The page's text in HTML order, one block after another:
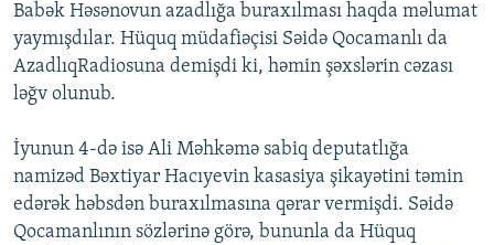
Babək Həsənovun azadlığa buraxılması haqda məlumat
yaymışdılar. Hüquq müdafiəçisi Səidə Qocamanlı da
AzadlıqRadiosuna demişdi ki, həmin şəxslərin cəzası
ləğv olunub.
İyunun 4-də isə Ali Məhkəmə sabiq deputatlığa
namizəd Bəxtiyar Hacıyevin kasasiya şikayətini təmin
edərək həbsdən buraxılmasına qərar vermişdi. Səidə
Qocamanlının sözlərinə görə, bununla da Hüquq